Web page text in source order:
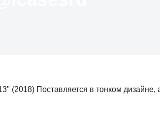
(2018) Поставляется в тонком дизайне,